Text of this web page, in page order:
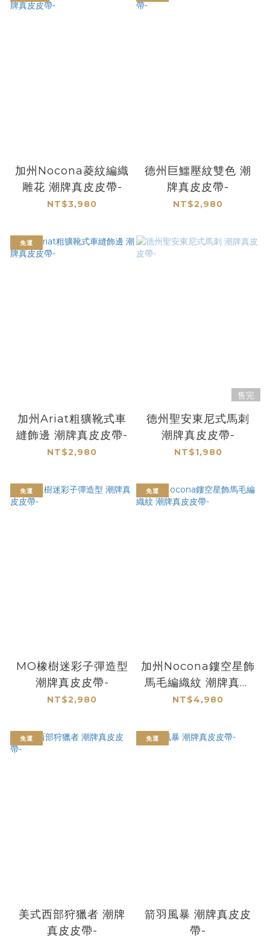
加州Nocona菱紋編織
雕花 潮牌真皮皮帶-
NT$3,980
德州巨鱷壓紋雙色 潮
牌真皮皮帶-
NT$2,980
免運
加州Ariat粗獷靴式車
縫飾邊 潮牌真皮皮帶-
NT$2,980
售完
德州聖安東尼式馬刺
潮牌真皮皮帶-
NT$1,980
免運
MO橡樹迷彩子彈造型
潮牌真皮皮帶-
NT$2,980
免運
加州Nocona鏤空星飾
馬毛編織紋 潮牌真皮
皮帶-
NT$4,980
免運
美式西部狩獵者 潮牌
真皮皮帶-
免運
箭羽風暴 潮牌真皮皮
帶-